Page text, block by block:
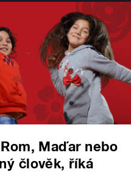
Maďar nebo
člověk, říká